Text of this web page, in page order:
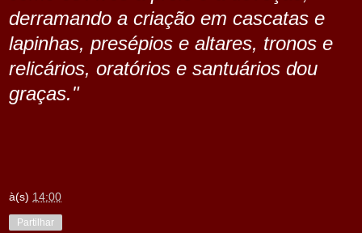
derramando a criação em cascatas e
lapinhas, presépios e altares, tronos e
relicários, oratórios e santuários dou
graças."
à(s) 14:00
Partilhar